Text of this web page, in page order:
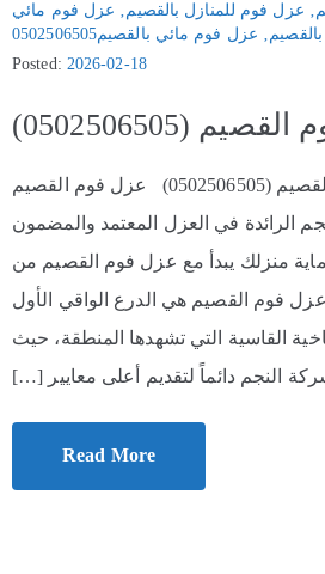
‚ عزل فوم للمنازل بالقصيم‚ عزل فوم مائي
بالقصيم‚ عزل فوم مائي بالقصيم0502506505
Posted: 2026-02-18
(0502506505)
عزل فوم القصيم (0502506505) عزل فوم القصيم
النجم الرائدة في العزل المعتمد والمضمون
منزلك يبدأ مع عزل فوم القصيم من
فوم القصيم هي الدرع الواقي الأول
القاسية التي تشهدها المنطقة، حيث
النجم دائماً لتقديم أعلى معايير […]
Read More